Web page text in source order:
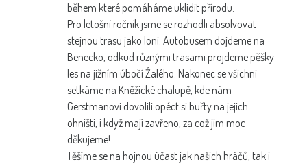
během které pomáháme uklidit přírodu.
Pro letošní ročník jsme se rozhodli absolvovat
stejnou trasu jako loni. Autobusem dojdeme na
Benecko, odkud různými trasami projdeme pěšky
les na jižním úbočí Žalého. Nakonec se všichni
setkáme na Kněžické chalupě, kde nám
Gerstmanovi dovolili opéct si buřty na jejich
ohništi, i když mají zavřeno, za což jim moc
děkujeme!
Těšíme se na hojnou účast jak našich hráčů, tak i